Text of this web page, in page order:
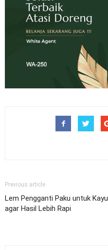
Previous article
Lem Pengganti Paku untuk Kayu
agar Hasil Lebih Rapi